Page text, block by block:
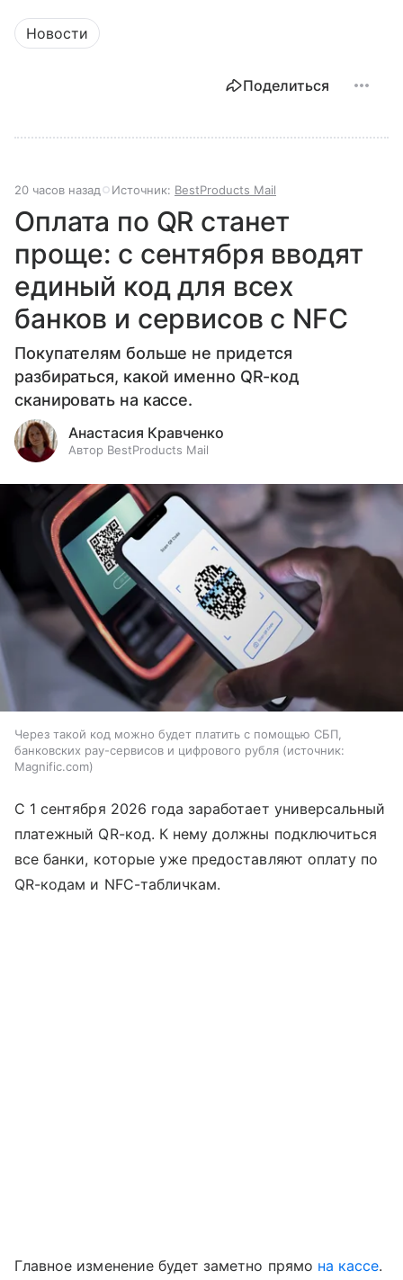
Новости
Поделиться
20 часов назад Источник: BestProducts Mail
Оплата по QR станет
проще: с сентября вводят
единый код для всех
банков и сервисов с NFC
Покупателям больше не придется
разбираться, какой именно QR-код
сканировать на кассе.
Анастасия Кравченко
Автор BestProducts Mail
Через такой код можно будет платить с помощью СБП,
банковских pay-сервисов и цифрового рубля
источник:
Magnific.com
С 1 сентября 2026 года заработает универсальный
платежный QR-код. К нему должны подключиться
все банки, которые уже предоставляют оплату по
QR-кодам и NFC-табличкам.
Главное изменение будет заметно прямо на кассе.